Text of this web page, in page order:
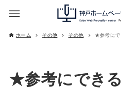
ホーム その他 その他 ★参考にで
★参考にでき